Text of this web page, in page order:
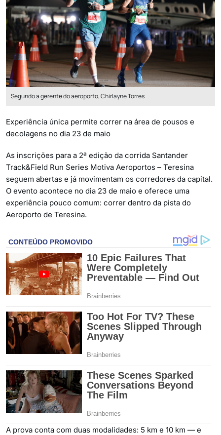
Segundo a gerente do aeroporto, Chirlayne Torres
Experiência única permite correr na área de pousos e
decolagens no dia 23 de maio
As inscrições para a 2ª edição da corrida Santander
Track&Field Run Series Motiva Aeroportos – Teresina
seguem abertas e já movimentam os corredores da capital.
O evento acontece no dia 23 de maio e oferece uma
experiência pouco comum: correr dentro da pista do
Aeroporto de Teresina.
A prova conta com duas modalidades: 5 km e 10 km — e